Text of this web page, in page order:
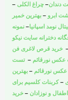
d
-
n
g
r
a
m
دندان– چراغ الکلی –
ابرو – بهترین خمیر
نومد اسپانیا– نمونه
دخترانه سایت نیکو
خرید قرص لاغری فن
عکس نورقائم –تست
عکس نورقائم – بهترین
–کربنات کلسیم برای
و نوزادان – خرید